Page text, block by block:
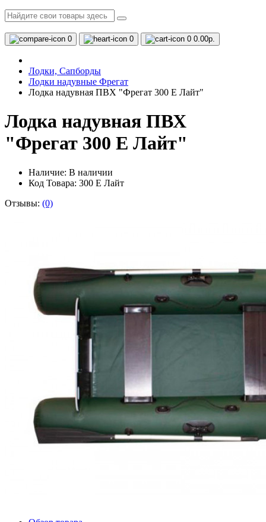
0 0 0 0.00р.
Лодки, Сапборды
Лодки надувные Фрегат
Лодка надувная ПВХ "Фрегат 300 E Лайт"
Лодка надувная ПВХ
"Фрегат 300 E Лайт"
Наличие: В наличии
Код Товара: 300 E Лайт
Отзывы: (0)